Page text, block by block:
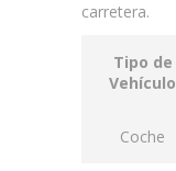
carretera.
Tipo de
Vehículo
Coche